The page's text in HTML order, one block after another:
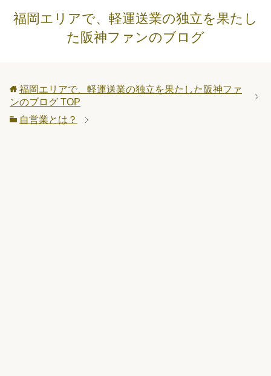
福岡エリアで、軽運送業の独立を果たし
た阪神ファンのブログ
福岡エリアで、軽運送業の独立を果たした阪神ファ
ンのブログ TOP
自営業とは？